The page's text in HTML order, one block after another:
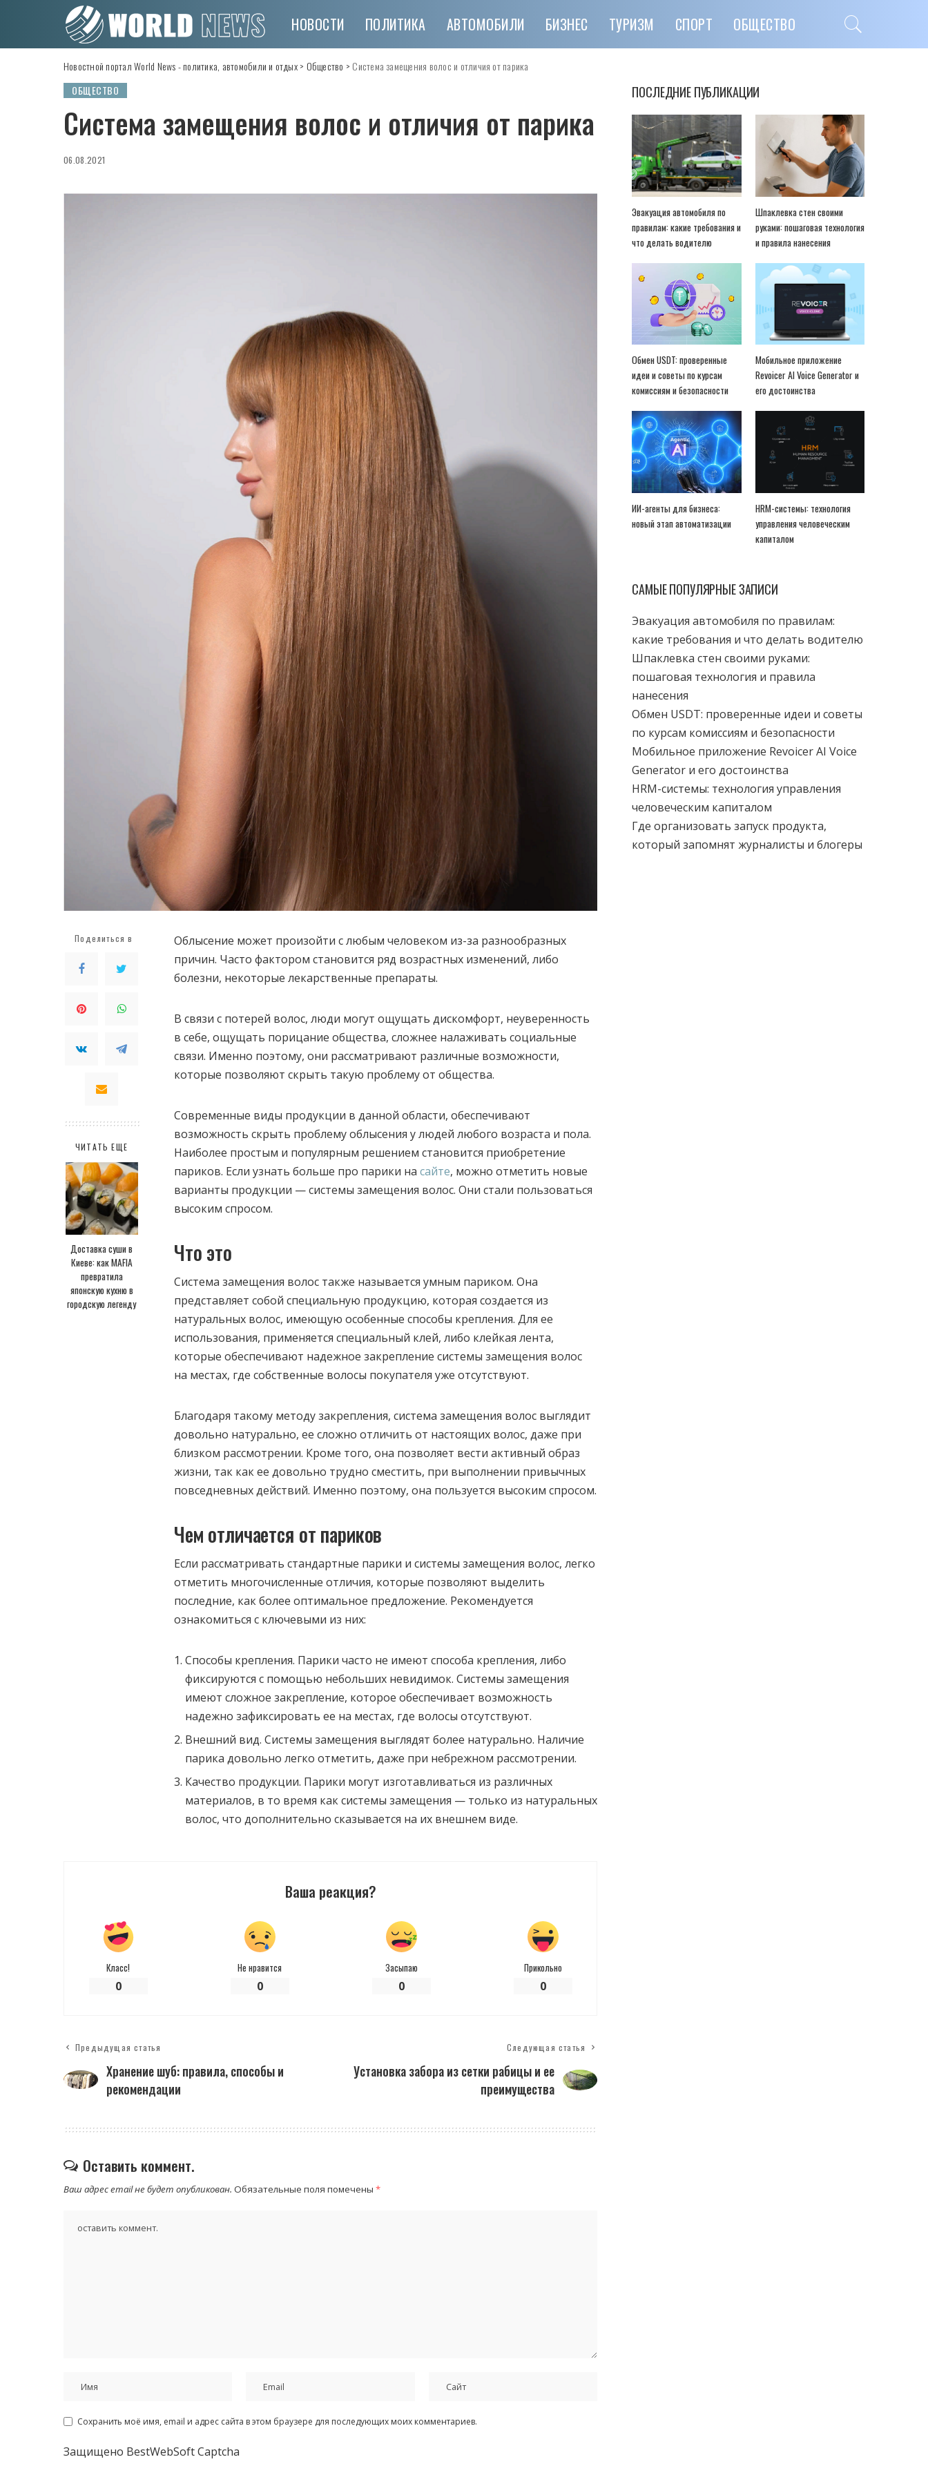
НОВОСТИ ПОЛИТИКА АВТОМОБИЛИ БИЗНЕС ТУРИЗМ СПОРТ ОБЩЕСТВО
Новостной портал World News - политика, автомобили и отдых> Общество > Система замещения волос и отличия от парика
ОБЩЕСТВО
Система замещения волос и отличия от парика
06.08.2021
Поделиться в
ЧИТАТЬ ЕЩЕ
Доставка суши в
Киеве: как MAFIA
превратила
японскую кухню в
городскую легенду
Облысение может произойти с любым человеком из-за разнообразных
причин. Часто фактором становится ряд возрастных изменений, либо
болезни, некоторые лекарственные препараты.
В связи с потерей волос, люди могут ощущать дискомфорт, неуверенность
в себе, ощущать порицание общества, сложнее налаживать социальные
связи. Именно поэтому, они рассматривают различные возможности,
которые позволяют скрыть такую проблему от общества.
Современные виды продукции в данной области, обеспечивают
возможность скрыть проблему облысения у людей любого возраста и пола.
Наиболее простым и популярным решением становится приобретение
париков. Если узнать больше про парики на сайте, можно отметить новые
варианты продукции — системы замещения волос. Они стали пользоваться
высоким спросом.
Что это
Система замещения волос также называется умным париком. Она
представляет собой специальную продукцию, которая создается из
натуральных волос, имеющую особенные способы крепления. Для ее
использования, применяется специальный клей, либо клейкая лента,
которые обеспечивают надежное закрепление системы замещения волос
на местах, где собственные волосы покупателя уже отсутствуют.
Благодаря такому методу закрепления, система замещения волос выглядит
довольно натурально, ее сложно отличить от настоящих волос, даже при
близком рассмотрении. Кроме того, она позволяет вести активный образ
жизни, так как ее довольно трудно сместить, при выполнении привычных
повседневных действий. Именно поэтому, она пользуется высоким спросом.
Чем отличается от париков
Если рассматривать стандартные парики и системы замещения волос, легко
отметить многочисленные отличия, которые позволяют выделить
последние, как более оптимальное предложение. Рекомендуется
ознакомиться с ключевыми из них:
Способы крепления. Парики часто не имеют способа крепления, либо
фиксируются с помощью небольших невидимок. Системы замещения
имеют сложное закрепление, которое обеспечивает возможность
надежно зафиксировать ее на местах, где волосы отсутствуют.
Внешний вид. Системы замещения выглядят более натурально. Наличие
парика довольно легко отметить, даже при небрежном рассмотрении.
Качество продукции. Парики могут изготавливаться из различных
материалов, в то время как системы замещения — только из натуральных
волос, что дополнительно сказывается на их внешнем виде.
Ваша реакция?
Класс!
0
Не нравится
0
Засыпаю
0
Прикольно
0
Предыдущая статья
Хранение шуб: правила, способы и
рекомендации
Следующая статья
Установка забора из сетки рабицы и ее
преимущества
Оставить коммент.
Ваш адрес email не будет опубликован. Обязательные поля помечены *
Сохранить моё имя, email и адрес сайта в этом браузере для последующих моих комментариев.
Защищено BestWebSoft Captcha
ПОСЛЕДНИЕ ПУБЛИКАЦИИ
Эвакуация автомобиля по
правилам: какие требования и
что делать водителю
Шпаклевка стен своими
руками: пошаговая технология
и правила нанесения
Обмен USDT: проверенные
идеи и советы по курсам
комиссиям и безопасности
Мобильное приложение
Revoicer AI Voice Generator и
его достоинства
ИИ-агенты для бизнеса:
новый этап автоматизации
HRM-системы: технология
управления человеческим
капиталом
САМЫЕ ПОПУЛЯРНЫЕ ЗАПИСИ
Эвакуация автомобиля по правилам:
какие требования и что делать водителю
Шпаклевка стен своими руками:
пошаговая технология и правила
нанесения
Обмен USDT: проверенные идеи и советы
по курсам комиссиям и безопасности
Мобильное приложение Revoicer AI Voice
Generator и его достоинства
HRM-системы: технология управления
человеческим капиталом
Где организовать запуск продукта,
который запомнят журналисты и блогеры